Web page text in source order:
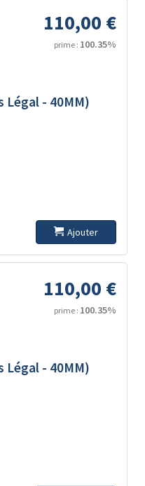
110,00 €
prime : 100.35%
Légal - 40MM)
Ajouter
110,00 €
prime : 100.35%
Légal - 40MM)